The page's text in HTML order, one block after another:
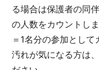
る場合は保護者の同
の人数をカウントし
＝1名分の参加として
汚れが気になる方は